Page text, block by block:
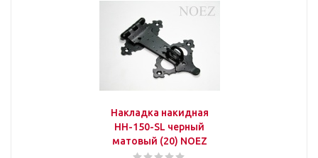
Накладка накидная
НН-150-SL черный
матовый (20) NOEZ